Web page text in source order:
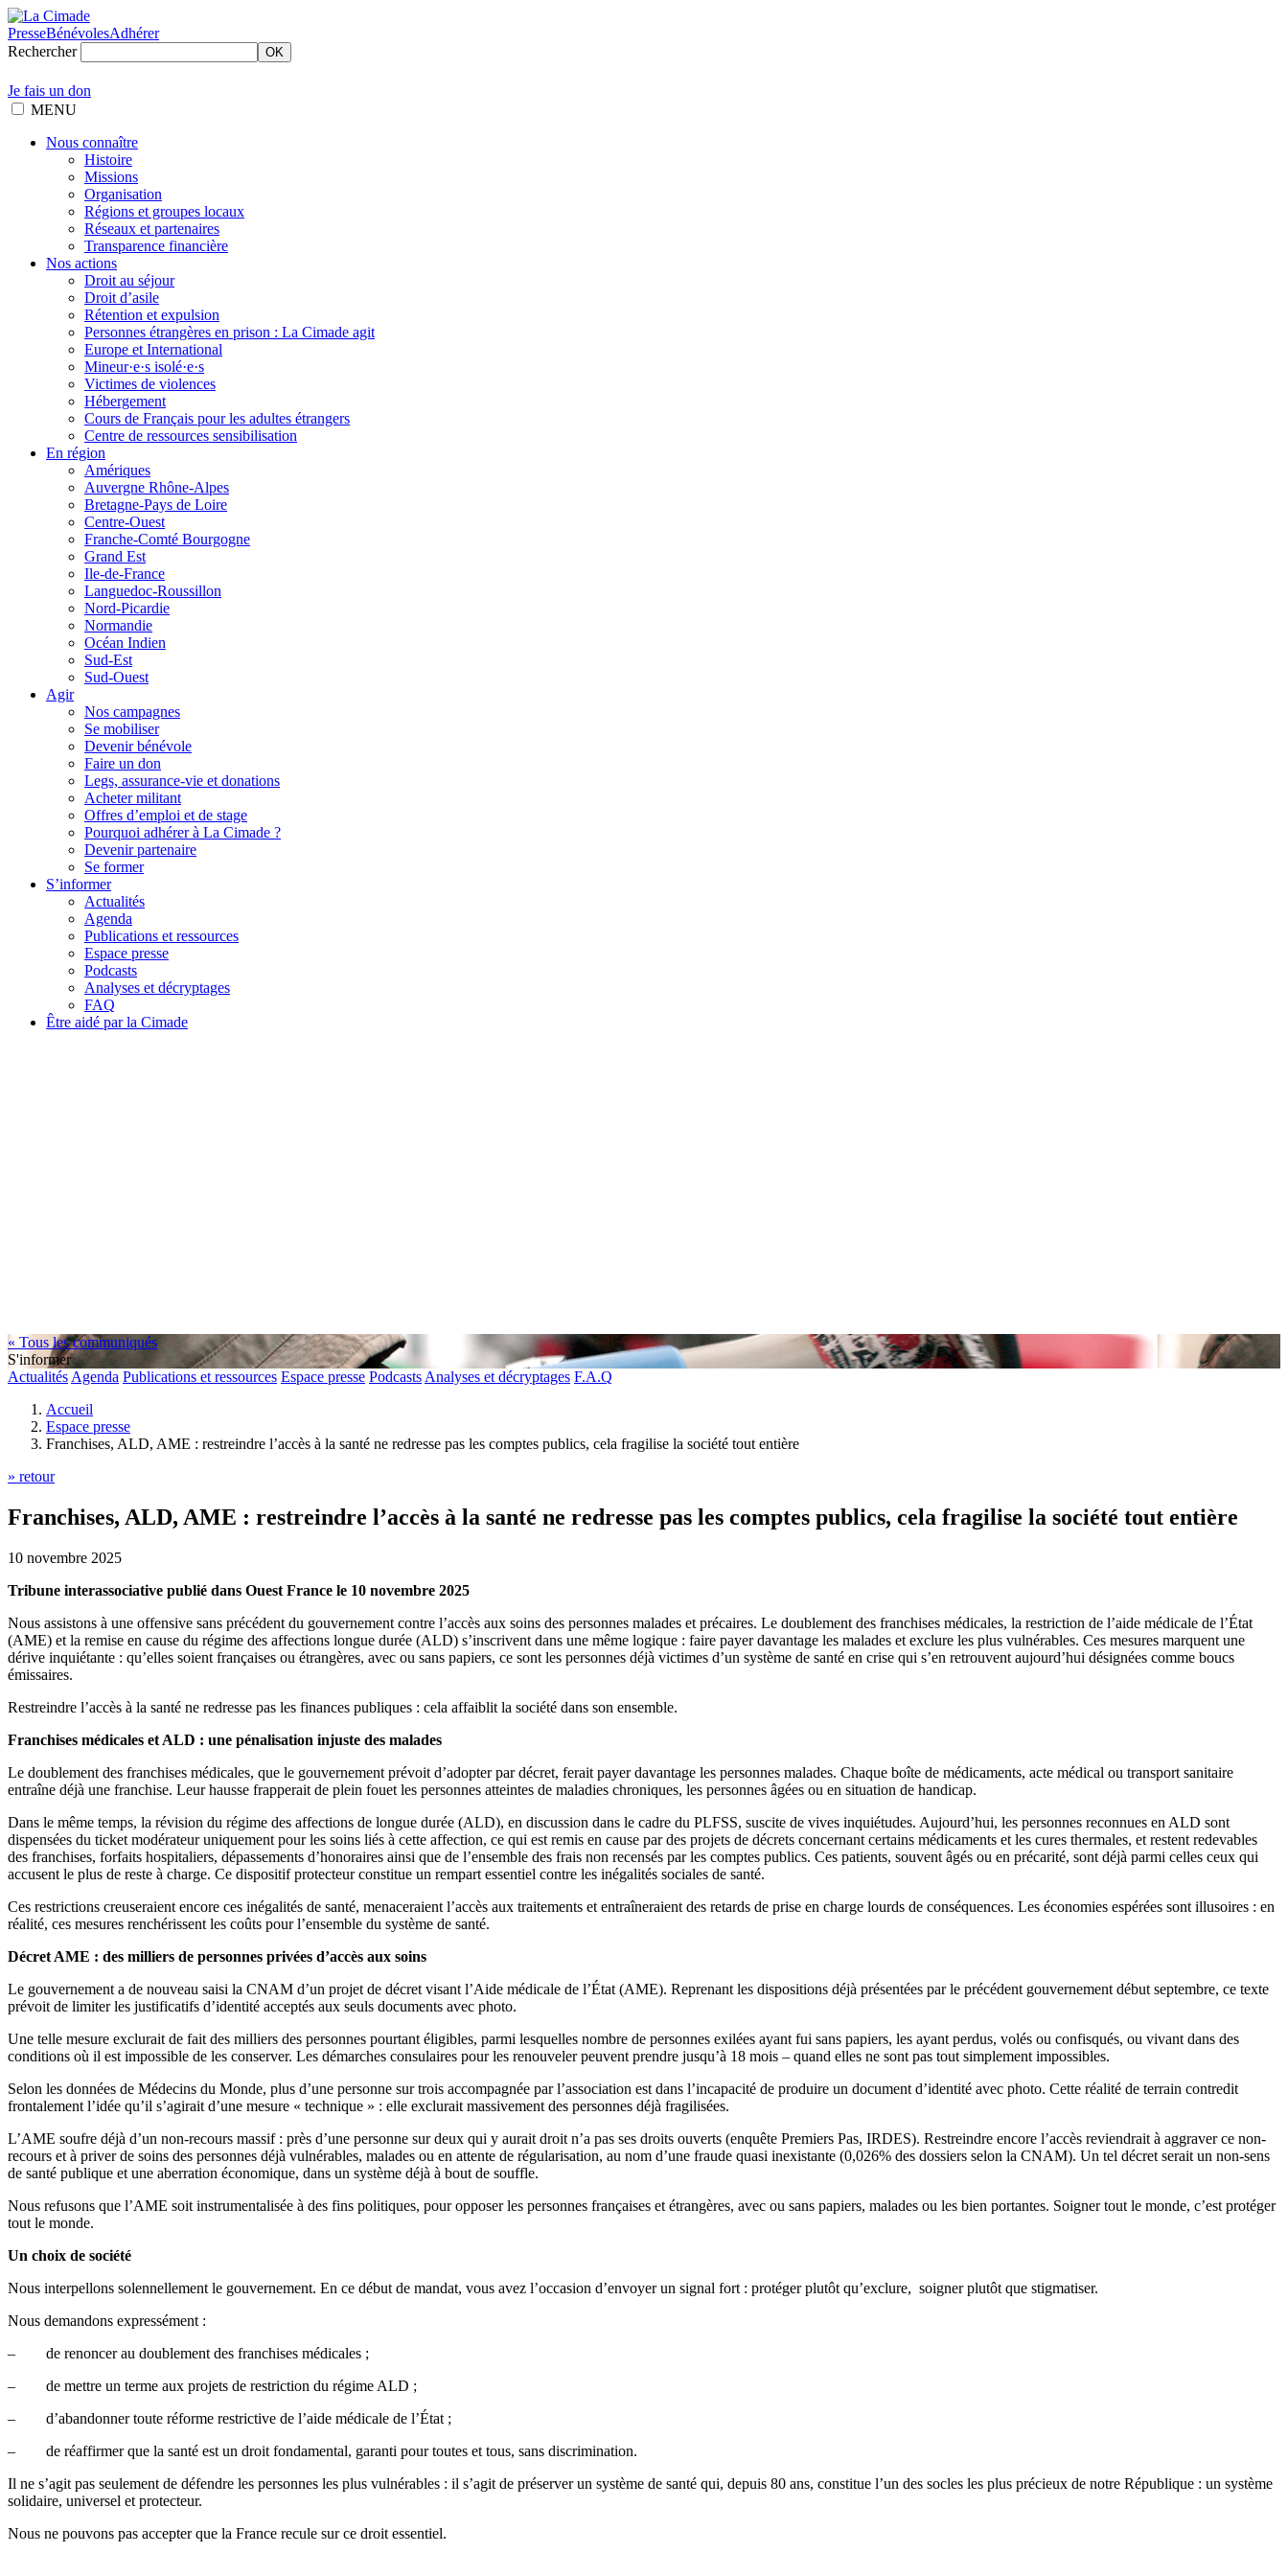
PresseBénévolesAdhérer
Rechercher
OK
Je fais un don
MENU
Nous connaître
Histoire
Missions
Organisation
Régions et groupes locaux
Réseaux et partenaires
Transparence financière
Nos actions
Droit au séjour
Droit d’asile
Rétention et expulsion
Personnes étrangères en prison : La Cimade agit
Europe et International
Mineur·e·s isolé·e·s
Victimes de violences
Hébergement
Cours de Français pour les adultes étrangers
Centre de ressources sensibilisation
En région
Amériques
Auvergne Rhône-Alpes
Bretagne-Pays de Loire
Centre-Ouest
Franche-Comté Bourgogne
Grand Est
Ile-de-France
Languedoc-Roussillon
Nord-Picardie
Normandie
Océan Indien
Sud-Est
Sud-Ouest
Agir
Nos campagnes
Se mobiliser
Devenir bénévole
Faire un don
Legs, assurance-vie et donations
Acheter militant
Offres d’emploi et de stage
Pourquoi adhérer à La Cimade ?
Devenir partenaire
Se former
S’informer
Actualités
Agenda
Publications et ressources
Espace presse
Podcasts
Analyses et décryptages
FAQ
Être aidé par la Cimade
« Tous les communiqués
S'informer
Actualités Agenda Publications et ressources Espace presse Podcasts Analyses et décryptages F.A.Q
Accueil
Espace presse
Franchises, ALD, AME : restreindre l’accès à la santé ne redresse pas les comptes publics, cela fragilise la société tout entière
» retour
Franchises, ALD, AME : restreindre l’accès à la santé ne redresse pas les comptes publics, cela fragilise la société tout entière
10 novembre 2025
Tribune interassociative publié dans Ouest France le 10 novembre 2025
Nous assistons à une offensive sans précédent du gouvernement contre l’accès aux soins des personnes malades et précaires. Le doublement des franchises médicales, la restriction de l’aide médicale de l’État
(AME) et la remise en cause du régime des affections longue durée (ALD) s’inscrivent dans une même logique : faire payer davantage les malades et exclure les plus vulnérables. Ces mesures marquent une
dérive inquiétante : qu’elles soient françaises ou étrangères, avec ou sans papiers, ce sont les personnes déjà victimes d’un système de santé en crise qui s’en retrouvent aujourd’hui désignées comme boucs
émissaires.
Restreindre l’accès à la santé ne redresse pas les finances publiques : cela affaiblit la société dans son ensemble.
Franchises médicales et ALD : une pénalisation injuste des malades
Le doublement des franchises médicales, que le gouvernement prévoit d’adopter par décret, ferait payer davantage les personnes malades. Chaque boîte de médicaments, acte médical ou transport sanitaire
entraîne déjà une franchise. Leur hausse frapperait de plein fouet les personnes atteintes de maladies chroniques, les personnes âgées ou en situation de handicap.
Dans le même temps, la révision du régime des affections de longue durée (ALD), en discussion dans le cadre du PLFSS, suscite de vives inquiétudes. Aujourd’hui, les personnes reconnues en ALD sont
dispensées du ticket modérateur uniquement pour les soins liés à cette affection, ce qui est remis en cause par des projets de décrets concernant certains médicaments et les cures thermales, et restent redevables
des franchises, forfaits hospitaliers, dépassements d’honoraires ainsi que de l’ensemble des frais non recensés par les comptes publics. Ces patients, souvent âgés ou en précarité, sont déjà parmi celles ceux qui
accusent le plus de reste à charge. Ce dispositif protecteur constitue un rempart essentiel contre les inégalités sociales de santé.
Ces restrictions creuseraient encore ces inégalités de santé, menaceraient l’accès aux traitements et entraîneraient des retards de prise en charge lourds de conséquences. Les économies espérées sont illusoires : en
réalité, ces mesures renchérissent les coûts pour l’ensemble du système de santé.
Décret AME : des milliers de personnes privées d’accès aux soins
Le gouvernement a de nouveau saisi la CNAM d’un projet de décret visant l’Aide médicale de l’État (AME). Reprenant les dispositions déjà présentées par le précédent gouvernement début septembre, ce texte
prévoit de limiter les justificatifs d’identité acceptés aux seuls documents avec photo.
Une telle mesure exclurait de fait des milliers des personnes pourtant éligibles, parmi lesquelles nombre de personnes exilées ayant fui sans papiers, les ayant perdus, volés ou confisqués, ou vivant dans des
conditions où il est impossible de les conserver. Les démarches consulaires pour les renouveler peuvent prendre jusqu’à 18 mois – quand elles ne sont pas tout simplement impossibles.
Selon les données de Médecins du Monde, plus d’une personne sur trois accompagnée par l’association est dans l’incapacité de produire un document d’identité avec photo. Cette réalité de terrain contredit
frontalement l’idée qu’il s’agirait d’une mesure « technique » : elle exclurait massivement des personnes déjà fragilisées.
L’AME soufre déjà d’un non-recours massif : près d’une personne sur deux qui y aurait droit n’a pas ses droits ouverts (enquête Premiers Pas, IRDES). Restreindre encore l’accès reviendrait à aggraver ce non-
recours et à priver de soins des personnes déjà vulnérables, malades ou en attente de régularisation, au nom d’une fraude quasi inexistante (0,026% des dossiers selon la CNAM). Un tel décret serait un non-sens
de santé publique et une aberration économique, dans un système déjà à bout de souffle.
Nous refusons que l’AME soit instrumentalisée à des fins politiques, pour opposer les personnes françaises et étrangères, avec ou sans papiers, malades ou les bien portantes. Soigner tout le monde, c’est protéger
tout le monde.
Un choix de société
Nous interpellons solennellement le gouvernement. En ce début de mandat, vous avez l’occasion d’envoyer un signal fort : protéger plutôt qu’exclure, soigner plutôt que stigmatiser.
Nous demandons expressément :
– de renoncer au doublement des franchises médicales ;
– de mettre un terme aux projets de restriction du régime ALD ;
– d’abandonner toute réforme restrictive de l’aide médicale de l’État ;
– de réaffirmer que la santé est un droit fondamental, garanti pour toutes et tous, sans discrimination.
Il ne s’agit pas seulement de défendre les personnes les plus vulnérables : il s’agit de préserver un système de santé qui, depuis 80 ans, constitue l’un des socles les plus précieux de notre République : un système
solidaire, universel et protecteur.
Nous ne pouvons pas accepter que la France recule sur ce droit essentiel.